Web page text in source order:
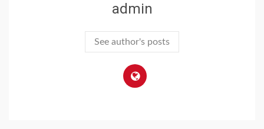
admin
See author's posts